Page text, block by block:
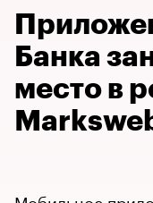
Банка
место в